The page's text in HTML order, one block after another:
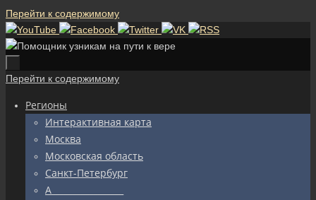
Перейти к содержимому
Перейти к содержимому
Регионы
Интерактивная карта
Москва
Московская область
Санкт-Петербург
А_________________